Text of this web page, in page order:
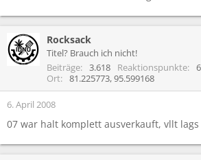
Rocksack
Titel? Brauch ich nicht!
Beiträge
3.618 Reaktionspunkte
Ort
81.225773, 95.599168
6. April 2008
07 war halt komplett ausverkauft, vllt